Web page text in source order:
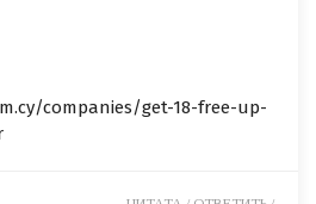
companies/get-18-free-up-